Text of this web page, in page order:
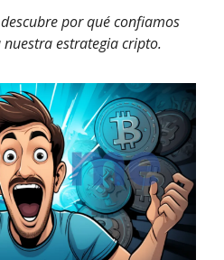
por qué confiamos
estrategia cripto.